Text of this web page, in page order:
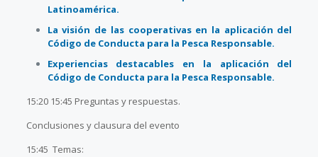
Latinoamérica.
La visión de las cooperativas en la aplicación del
Código de Conducta para la Pesca Responsable.
Experiencias destacables en la aplicación del
Código de Conducta para la Pesca Responsable.
15:20 15:45 Preguntas y respuestas.
Conclusiones y clausura del evento
15:45 Temas: